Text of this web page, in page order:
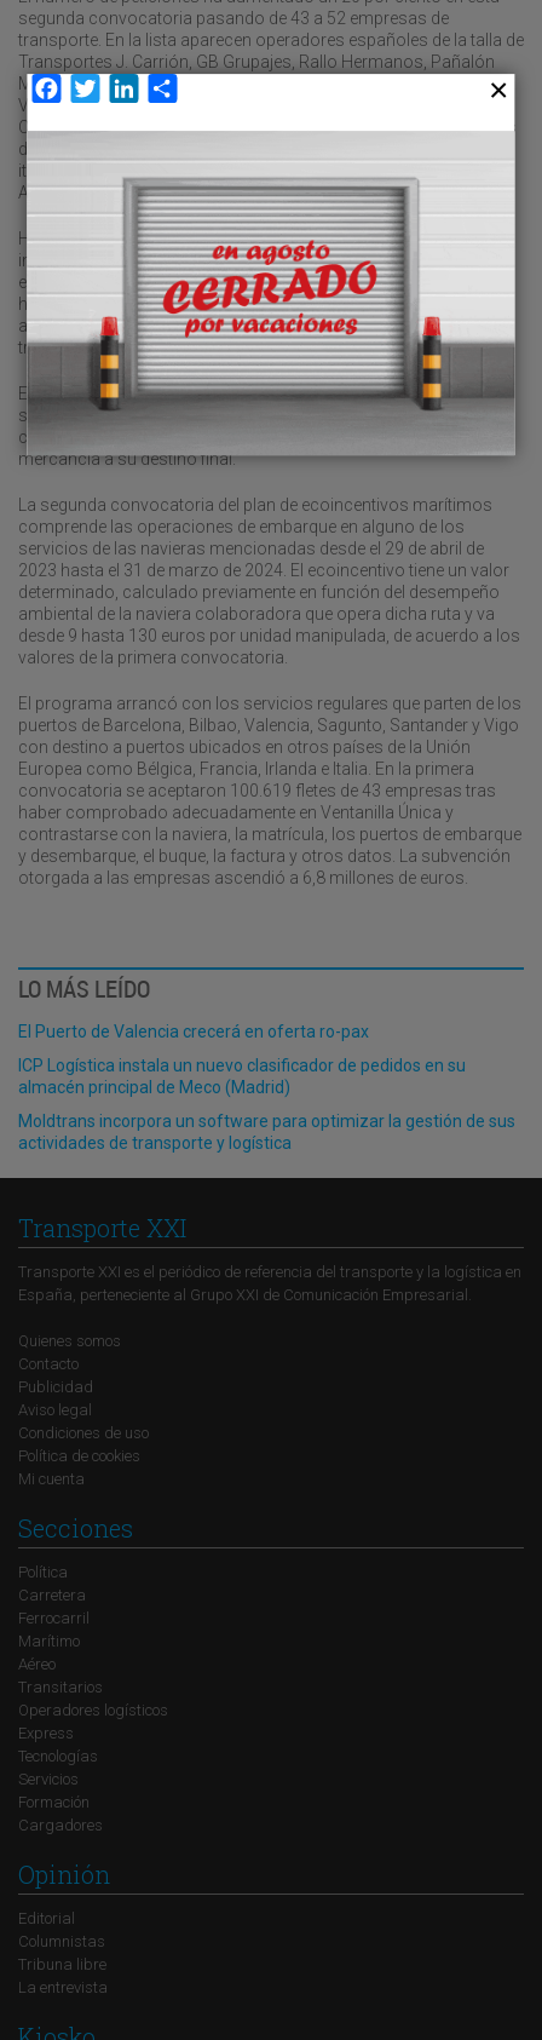
segunda convocatoria pasando de 43 a 52 empresas de
transporte. En la lista aparecen operadores españoles de la talla de
Transportes J. Carrión, GB Grupajes, Rallo Hermanos, Pañalón
Multimodal, Transportes Eurocruz, Libertia, Transportes Gorgorri,
Vapores Suardiaz Norte, TIR Compostela, Transpais Atlántico y
CS Transitarios, entre otros. La práctica mayoría de las empresas
de transporte que se han acogido a recibir ecoincentivos son
italianas o francesas, principalmente, casos de Trans Italia,
Arcese, SMET, Kortimed o Fercam, entre otras.
Hay que recordar que son potenciales beneficiarios del eco-
incentivo marítimo todas aquellas personas físicas o jurídicas
establecidas en un Estado miembro de la Unión Europea que
hayan realizado el pago del flete marítimo correspondiente a la
actividad subvencionable, ya se trate del cargador, del
transportista o del operador de transporte.
Estas empresas deben embarcar unidades elegibles (remolques,
semirremolques o vehículos pesados rígidos) en un buque ro-ro,
con-ro o ro-pax en lugar de utilizar la carretera para trasladar la
mercancía a su destino final.
La segunda convocatoria del plan de ecoincentivos marítimos
comprende las operaciones de embarque en alguno de los
servicios de las navieras mencionadas desde el 29 de abril de
2023 hasta el 31 de marzo de 2024. El ecoincentivo tiene un valor
determinado, calculado previamente en función del desempeño
ambiental de la naviera colaboradora que opera dicha ruta y va
desde 9 hasta 130 euros por unidad manipulada, de acuerdo a los
valores de la primera convocatoria.
El programa arrancó con los servicios regulares que parten de los
puertos de Barcelona, Bilbao, Valencia, Sagunto, Santander y Vigo
con destino a puertos ubicados en otros países de la Unión
Europea como Bélgica, Francia, Irlanda e Italia. En la primera
convocatoria se aceptaron 100.619 fletes de 43 empresas tras
haber comprobado adecuadamente en Ventanilla Única y
contrastarse con la naviera, la matrícula, los puertos de embarque
y desembarque, el buque, la factura y otros datos. La subvención
otorgada a las empresas ascendió a 6,8 millones de euros.
LO MÁS LEÍDO
El Puerto de Valencia crecerá en oferta ro-pax
ICP Logística instala un nuevo clasificador de pedidos en su
almacén principal de Meco (Madrid)
Moldtrans incorpora un software para optimizar la gestión de sus
actividades de transporte y logística
Transporte XXI
Transporte XXI es el periódico de referencia del transporte y la logística en
España, perteneciente al Grupo XXI de Comunicación Empresarial.
Quienes somos
Contacto
Publicidad
Aviso legal
Condiciones de uso
Política de cookies
Mi cuenta
Secciones
Política
Carretera
Ferrocarril
Marítimo
Aéreo
Transitarios
Operadores logísticos
Express
Tecnologías
Servicios
Formación
Cargadores
Opinión
Editorial
Columnistas
Tribuna libre
La entrevista
Facebook
TwitterLinkedIn